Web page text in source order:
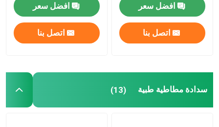
أنبوب التسريب
اكسسوارات التسريب
افضل سعر
اتصل بنا
افضل سعر
اتصل بنا
سدادة مطاطية طبية (13)